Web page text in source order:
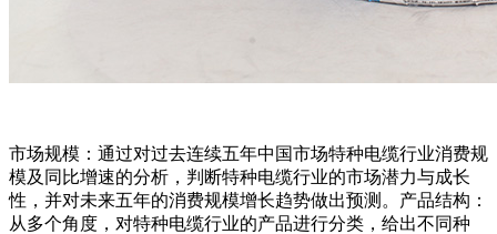
市场规模：通过对过去连续五年中国市场特种电缆行业消费规
模及同比增速的分析，判断特种电缆行业的市场潜力与成长
性，并对未来五年的消费规模增长趋势做出预测。产品结构：
从多个角度，对特种电缆行业的产品进行分类，给出不同种